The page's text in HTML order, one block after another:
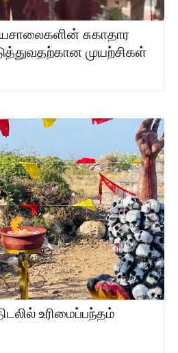
சுகாதார
முயற்சிகள்
உரிமைப்பந்தம்